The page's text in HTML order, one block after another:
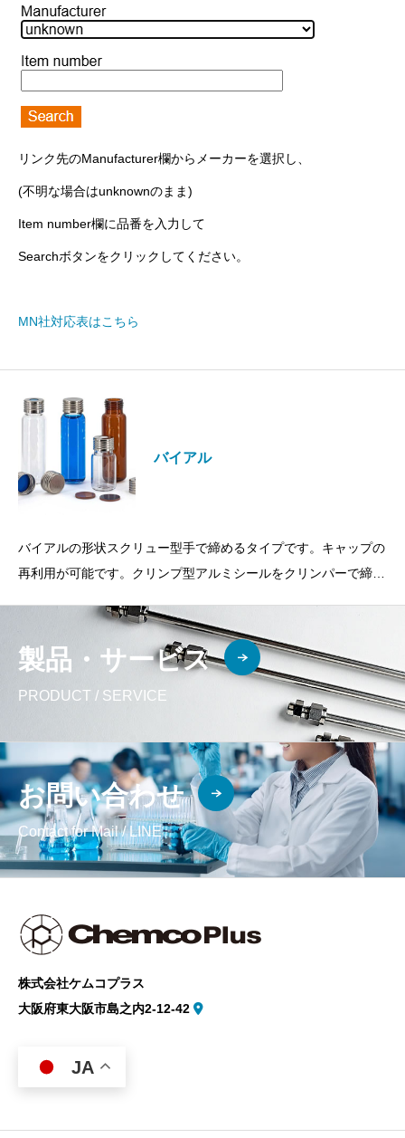
リンク先のManufacturer欄からメーカーを選択し、
(不明な場合はunknownのまま)
Item number欄に品番を入力して
Searchボタンをクリックしてください。
MN社対応表はこちら
バイアル
バイアルの形状スクリュー型手で締めるタイプです。キャップの
再利用が可能です。クリンプ型アルミシールをクリンパーで締め
製品・サービス
PRODUCT / SERVICE
お問い合わせ
Contact for Mail / LINE
株式会社ケムコプラス
大阪府東大阪市島之内2-12-42
JA